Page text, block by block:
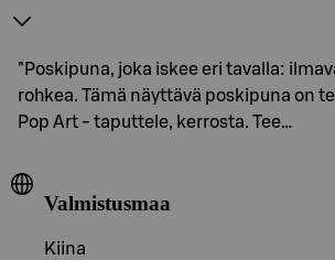
"Poskipuna, joka iskee eri tavalla:
rohkea. Tämä näyttävä poskipuna on
Pop Art - taputtele, kerrosta. Tee…
Valmistusmaa
Kiina